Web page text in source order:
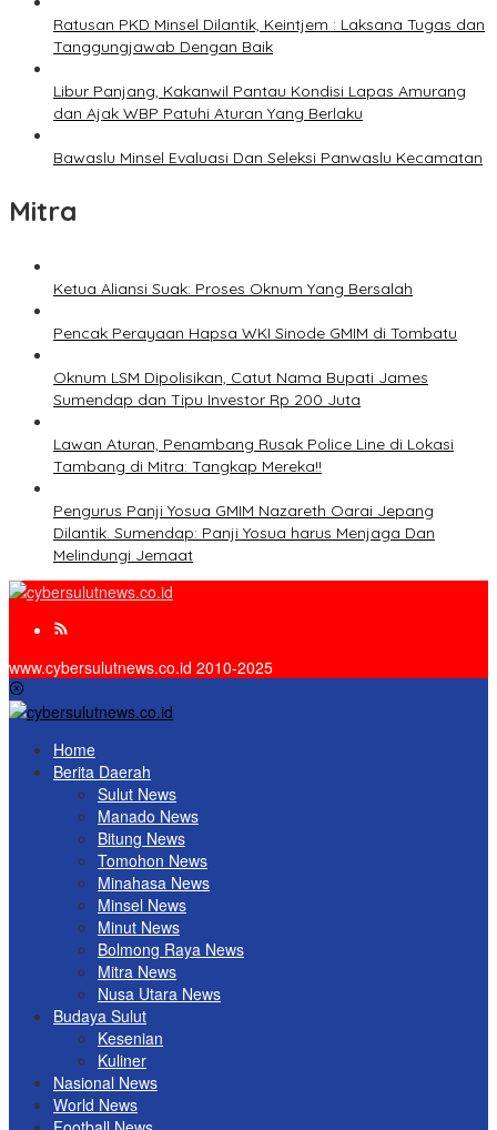
Ratusan PKD Minsel Dilantik, Keintjem : Laksana Tugas dan
Tanggungjawab Dengan Baik
Libur Panjang, Kakanwil Pantau Kondisi Lapas Amurang
dan Ajak WBP Patuhi Aturan Yang Berlaku
Bawaslu Minsel Evaluasi Dan Seleksi Panwaslu Kecamatan
Mitra
Ketua Aliansi Suak: Proses Oknum Yang Bersalah
Pencak Perayaan Hapsa WKI Sinode GMIM di Tombatu
Oknum LSM Dipolisikan, Catut Nama Bupati James
Sumendap dan Tipu Investor Rp 200 Juta
Lawan Aturan, Penambang Rusak Police Line di Lokasi
Tambang di Mitra: Tangkap Mereka!!
Pengurus Panji Yosua GMIM Nazareth Oarai Jepang
Dilantik. Sumendap: Panji Yosua harus Menjaga Dan
Melindungi Jemaat
www.cybersulutnews.co.id 2010-2025
Home
Berita Daerah
Sulut News
Manado News
Bitung News
Tomohon News
Minahasa News
Minsel News
Minut News
Bolmong Raya News
Mitra News
Nusa Utara News
Budaya Sulut
Kesenian
Kuliner
Nasional News
World News